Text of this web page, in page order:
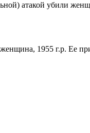
атакой убили
1955 г.р. Ее